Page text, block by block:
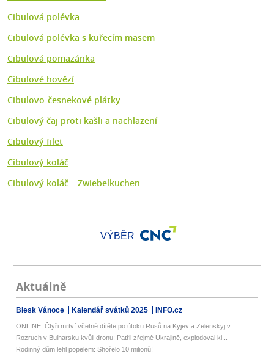
Cibulová polévka
Cibulová polévka s kuřecím masem
Cibulová pomazánka
Cibulové hovězí
Cibulovo-česnekové plátky
Cibulový čaj proti kašli a nachlazení
Cibulový filet
Cibulový koláč
Cibulový koláč – Zwiebelkuchen
VÝBĚR
Aktuálně
Blesk Vánoce Kalendář svátků 2025 INFO.cz
ONLINE: Čtyři mrtví včetně dítěte po útoku Rusů na Kyjev a Zelenskyj v...
Rozruch v Bulharsku kvůli dronu: Patřil zřejmě Ukrajině, explodoval ki...
Rodinný dům lehl popelem: Shořelo 10 milionů!